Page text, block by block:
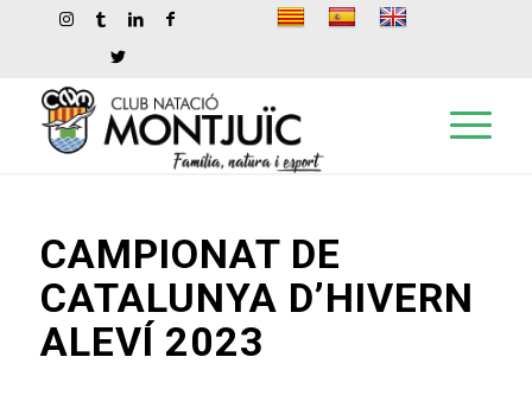
CAMPIONAT DE
CATALUNYA D’HIVERN
ALEVÍ 2023